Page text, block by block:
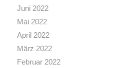
Juni 2022
Mai 2022
April 2022
März 2022
Februar 2022